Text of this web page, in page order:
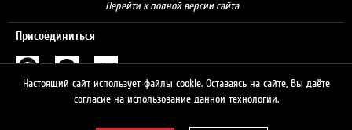
Перейти к полной версии сайта
Присоединиться
Настоящий сайт использует файлы cookie. Оставаясь на сайте, Вы даёте
согласие на использование данной технологии.